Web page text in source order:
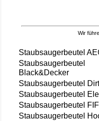
Wir
Staubsaugerbeutel
Staubsaugerbeutel
Black&Decker
Staubsaugerbeutel
Staubsaugerbeutel
Staubsaugerbeutel FIF
Staubsaugerbeutel